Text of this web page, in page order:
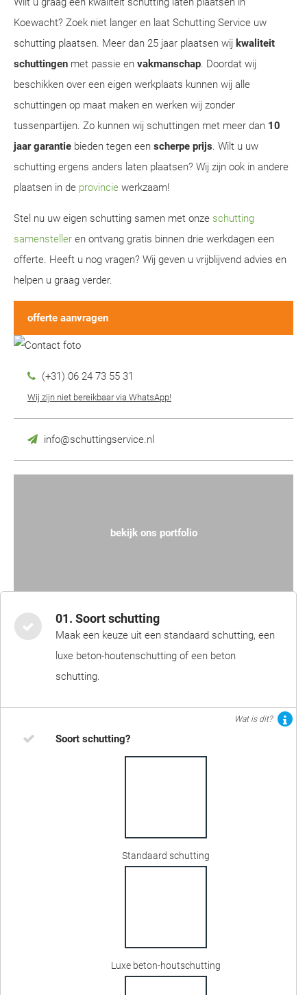
Koewacht? Zoek niet langer en laat Schutting Service uw
schutting plaatsen. Meer dan 25 jaar plaatsen wij kwaliteit
schuttingen met passie en vakmanschap. Doordat wij
beschikken over een eigen werkplaats kunnen wij alle
schuttingen op maat maken en werken wij zonder
tussenpartijen. Zo kunnen wij schuttingen met meer dan 10
jaar garantie bieden tegen een scherpe prijs. Wilt u uw
schutting ergens anders laten plaatsen? Wij zijn ook in andere
plaatsen in de provincie werkzaam!
Stel nu uw eigen schutting samen met onze schutting
samensteller en ontvang gratis binnen drie werkdagen een
offerte. Heeft u nog vragen? Wij geven u vrijblijvend advies en
helpen u graag verder.
offerte aanvragen
(+31) 06 24 73 55 31
Wij zijn niet bereikbaar via WhatsApp!
info@schuttingservice.nl
bekijk ons portfolio
01. Soort schutting
Maak een keuze uit een standaard schutting, een
luxe beton-houtenschutting of een beton
schutting.
Wat is dit?
Soort schutting?
Standaard schutting
Luxe beton-houtschutting